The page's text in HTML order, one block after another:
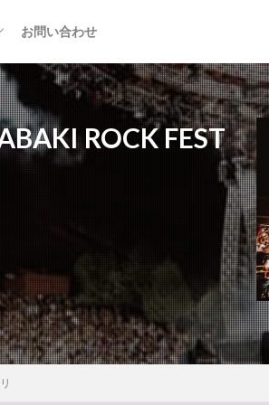
お問い合わせ
ROCK FEST